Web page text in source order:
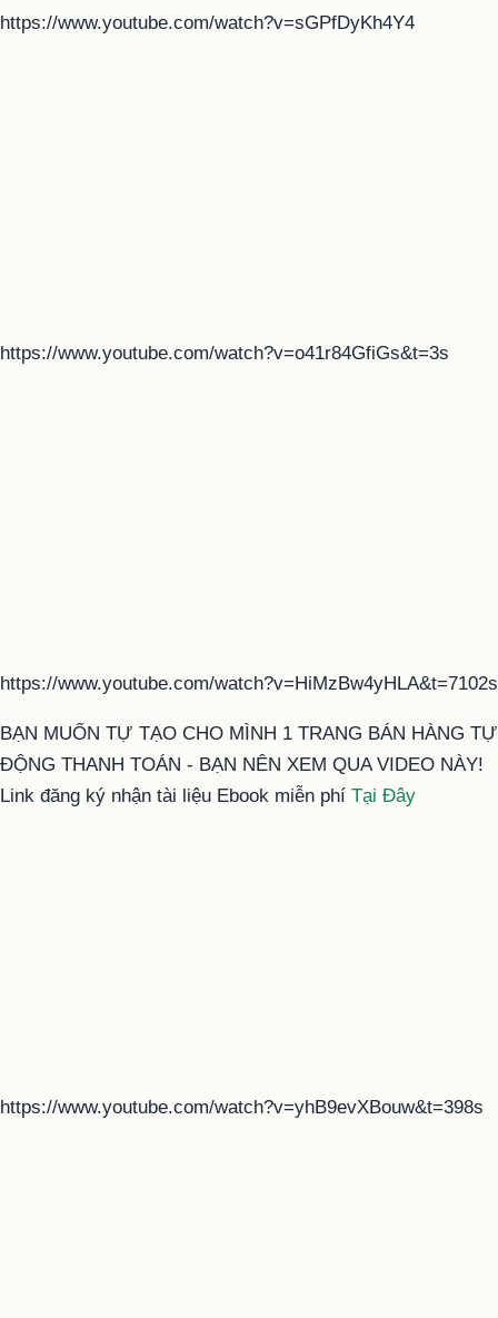
https://www.youtube.com/watch?v=sGPfDyKh4Y4
https://www.youtube.com/watch?v=o41r84GfiGs&t=3s
https://www.youtube.com/watch?v=HiMzBw4yHLA&t=7102s
BẠN MUỐN TỰ TẠO CHO MÌNH 1 TRANG BÁN HÀNG TỰ
ĐỘNG THANH TOÁN - BẠN NÊN XEM QUA VIDEO NÀY!
Link đăng ký nhận tài liệu Ebook miễn phí Tại Đây
https://www.youtube.com/watch?v=yhB9evXBouw&t=398s